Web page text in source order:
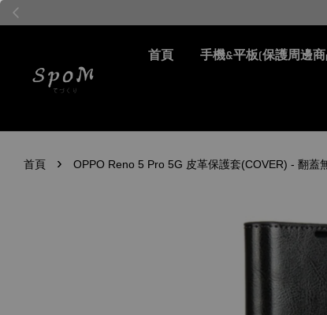
首頁 手機&平板(保護周邊
首頁 › OPPO Reno 5 Pro 5G 皮革保護套(COVER) - 翻蓋